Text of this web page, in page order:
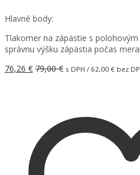
Hlavné body:
Tlakomer na zápästie s
správnu výšku zápästia počas
76,26 € 79,00€ s DPH / 62,00 € bez